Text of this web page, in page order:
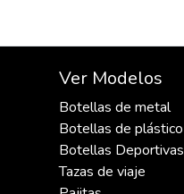
Ver Modelos
Botellas de metal
Botellas de plástico
Botellas Deportivas
Tazas de viaje